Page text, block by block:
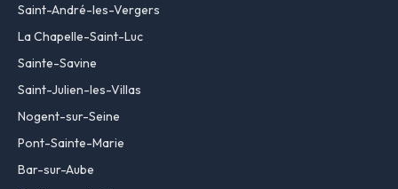
Saint-André-les-Vergers
La Chapelle-Saint-Luc
Sainte-Savine
Saint-Julien-les-Villas
Nogent-sur-Seine
Pont-Sainte-Marie
Bar-sur-Aube